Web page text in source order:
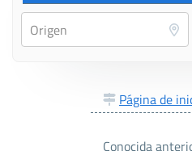
Página de
Conocida